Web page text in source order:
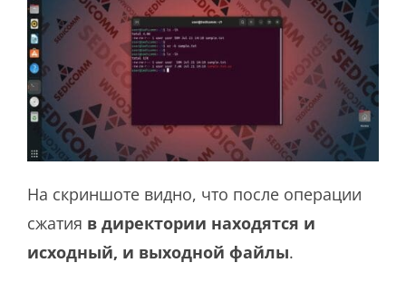
На скриншоте видно, что после операции
сжатия в директории находятся и
исходный, и выходной файлы.